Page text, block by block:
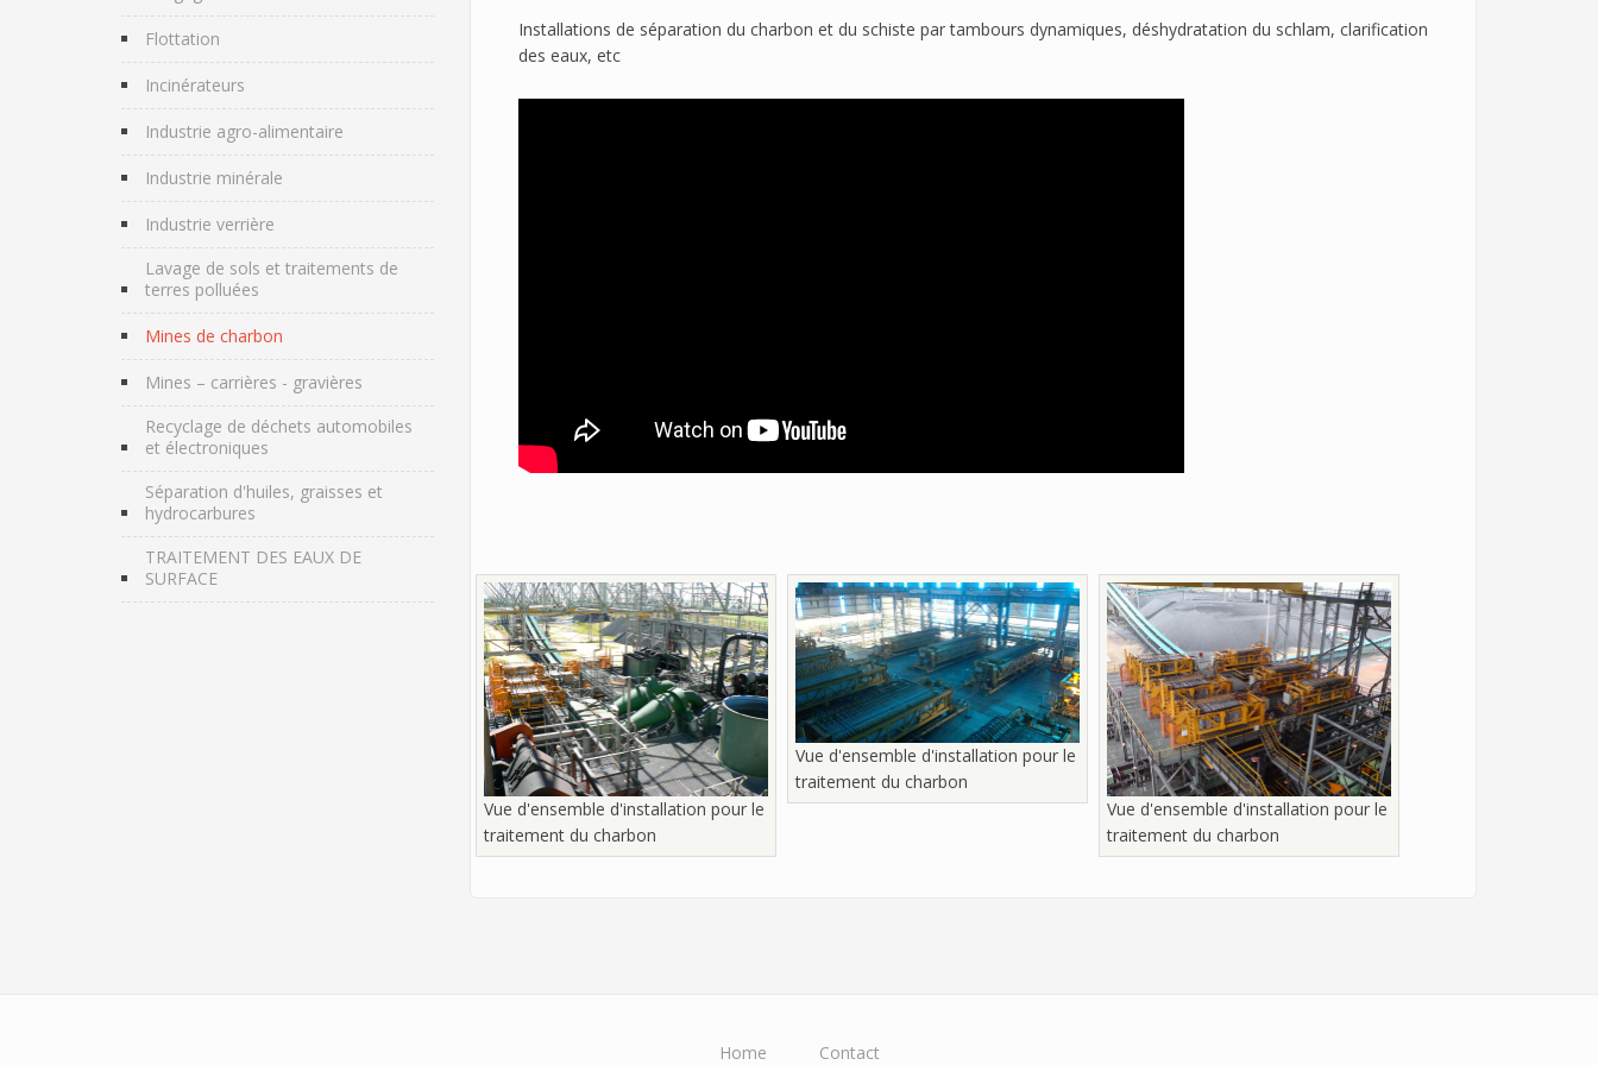
Flottation
Incinérateurs
Industrie agro-alimentaire
Industrie minérale
Industrie verrière
Lavage de sols et traitements de
terres polluées
Mines de charbon
Mines – carrières - gravières
Recyclage de déchets automobiles
et électroniques
Séparation d'huiles, graisses et
hydrocarbures
TRAITEMENT DES EAUX DE
SURFACE
Installations de séparation du charbon et du schiste par tambours dynamiques, déshydratation du schlam, clarification
des eaux, etc
Vue d'ensemble d'installation pour le
traitement du charbon
Vue d'ensemble d'installation pour le
traitement du charbon
Vue d'ensemble d'installation pour le
traitement du charbon
Home Contact